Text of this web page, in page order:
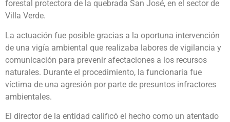
forestal protectora de la quebrada San José, en el sector de
Villa Verde.
La actuación fue posible gracias a la oportuna intervención
de una vigía ambiental que realizaba labores de vigilancia y
comunicación para prevenir afectaciones a los recursos
naturales. Durante el procedimiento, la funcionaria fue
víctima de una agresión por parte de presuntos infractores
ambientales.
El director de la entidad calificó el hecho como un atentado